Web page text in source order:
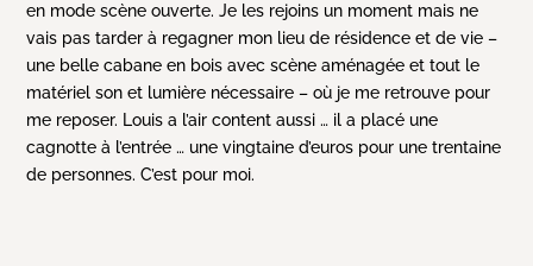
en mode scène ouverte. Je les rejoins un moment mais ne
vais pas tarder à regagner mon lieu de résidence et de vie –
une belle cabane en bois avec scène aménagée et tout le
matériel son et lumière nécessaire – où je me retrouve pour
me reposer. Louis a l’air content aussi … il a placé une
cagnotte à l’entrée … une vingtaine d’euros pour une trentaine
de personnes. C’est pour moi.